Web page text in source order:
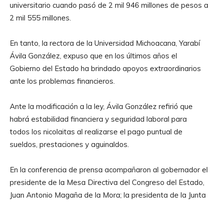
universitario cuando pasó de 2 mil 946 millones de pesos a
2 mil 555 millones.
En tanto, la rectora de la Universidad Michoacana, Yarabí
Ávila González, expuso que en los últimos años el
Gobierno del Estado ha brindado apoyos extraordinarios
ante los problemas financieros.
Ante la modificación a la ley, Ávila González refirió que
habrá estabilidad financiera y seguridad laboral para
todos los nicolaitas al realizarse el pago puntual de
sueldos, prestaciones y aguinaldos.
En la conferencia de prensa acompañaron al gobernador el
presidente de la Mesa Directiva del Congreso del Estado,
Juan Antonio Magaña de la Mora; la presidenta de la Junta